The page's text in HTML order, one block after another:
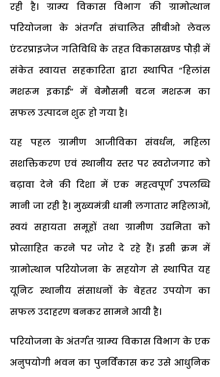
रही है। ग्राम्य विकास विभाग की ग्रामोत्थान
परियोजना के अंतर्गत संचालित सीबीओ लेवल
एंटरप्राइजेज गतिविधि के तहत विकासखण्ड पौड़ी में
संकेत स्वायत्त सहकारिता द्वारा स्थापित “हिलांस
मशरूम इकाई” में बेमौसमी बटन मशरूम का
सफल उत्पादन शुरू हो गया है।
यह पहल ग्रामीण आजीविका संवर्धन, महिला
सशक्तिकरण एवं स्थानीय स्तर पर स्वरोजगार को
बढ़ावा देने की दिशा में एक महत्वपूर्ण उपलब्धि
मानी जा रही है। मुख्यमंत्री धामी लगातार महिलाओं,
स्वयं सहायता समूहों तथा ग्रामीण उद्यमिता को
प्रोत्साहित करने पर जोर दे रहे हैं। इसी क्रम में
ग्रामोत्थान परियोजना के सहयोग से स्थापित यह
यूनिट स्थानीय संसाधनों के बेहतर उपयोग का
सफल उदाहरण बनकर सामने आयी है।
परियोजना के अंतर्गत ग्राम्य विकास विभाग के एक
अनुपयोगी भवन का पुनर्विकास कर उसे आधुनिक